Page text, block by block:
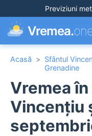
Previziuni
Vremea.
Acasă > Sfântul
Grenadine
Vremea
Vincențiu